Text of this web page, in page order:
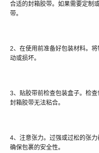
合适的封箱胶带。如果需要定制
带。
2、在使用前准备好包装材料。
动或损坏。
3、贴胶带前检查包装盒子。检
封箱胶带无法粘合。
4、注意张力。过强或过松的张
确保包裹的安全性。